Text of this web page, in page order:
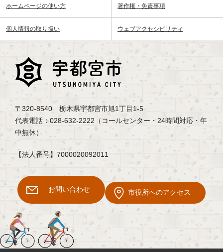
ホームページの使い方 著作権・免責事項
個人情報の取り扱い ウェブアクセシビリティ
〒320-8540 栃木県宇都宮市旭1丁目1-5
代表電話：028-632-2222（コールセンター・24時間対応・年
中無休）
【法人番号】7000020092011
お問い合わせ 市役所へのアクセス